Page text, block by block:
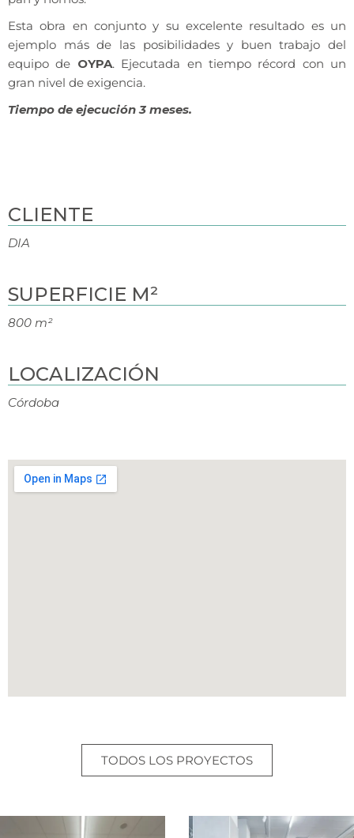
Esta obra en conjunto y su excelente resultado es un
ejemplo más de las posibilidades y buen trabajo del
equipo de OYPA. Ejecutada en tiempo récord con un
gran nivel de exigencia.
Tiempo de ejecución 3 meses.
CLIENTE
DIA
SUPERFICIE M²
800 m²
LOCALIZACIÓN
Córdoba
TODOS LOS PROYECTOS